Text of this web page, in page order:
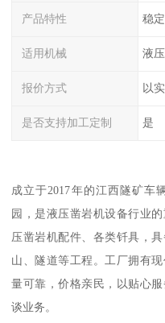
产品特性 稳
适用机械 液
报价方式 以
是否支持加工定制 是
成立于2017年的江西隧矿车
园，是液压凿岩机设备行业
压凿岩机配件、各类钎具，
山、隧道等工程。工厂拥有
量可靠，价格亲民，以贴心
谈业务。